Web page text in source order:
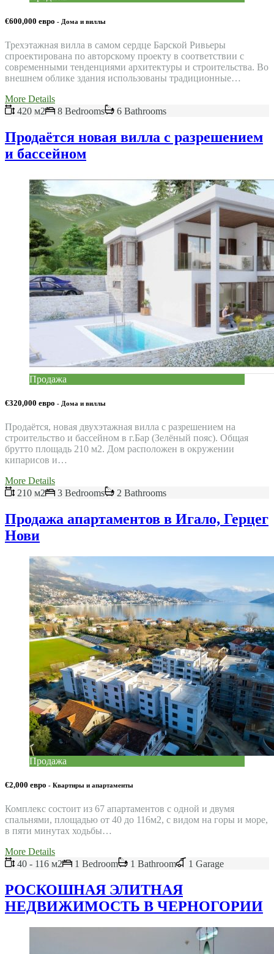
€600,000 евро - Дома и виллы
Трехэтажная вилла в самом сердце Барской Ривьеры
спроектирована по авторскому проекту в соответствии с
современными тенденциями архитектуры и строительства. Во
внешнем облике здания использованы традиционные…
More Details
420 м2
8 Bedrooms 6 Bathrooms
Продаётся новая вилла с разрешением
и бассейном
Продажа
€320,000 евро - Дома и виллы
Продаётся, новая двухэтажная вилла с разрешением на
строительство и бассейном в г.Бар (Зелёный пояс). Общая
брутто площадь 210 м2. Дом расположен в окружении
кипарисов и…
More Details
210 м2
3 Bedrooms 2 Bathrooms
Продажа апартаментов в Игало, Герцег
Нови
Продажа
€2,000 евро - Квартиры и апартаменты
Комплекс состоит из 67 апартаментов с одной и двумя
спальнями, площадью от 40 до 116м2, с видом на горы и море,
в пяти минутах ходьбы…
More Details
40 - 116 м2
1 Bedroom 1 Bathroom 1 Garage
РОСКОШНАЯ ЭЛИТНАЯ
НЕДВИЖИМОСТЬ В ЧЕРНОГОРИИ